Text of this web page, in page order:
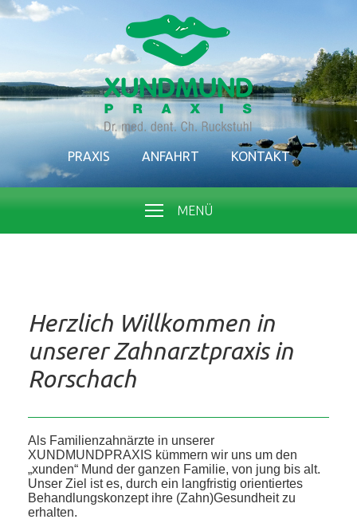
PRAXIS ANFAHRT KONTAKT
MENÜ
Herzlich Willkommen in
unserer Zahnarztpraxis in
Rorschach
Als Familienzahnärzte in unserer
XUNDMUNDPRAXIS kümmern wir uns um den
„xunden“ Mund der ganzen Familie, von jung bis alt.
Unser Ziel ist es, durch ein langfristig orientiertes
Behandlungskonzept ihre (Zahn)Gesundheit zu
erhalten.